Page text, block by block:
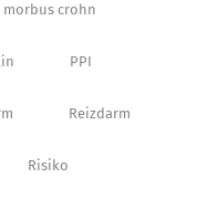
morbus crohn
PPI
Reizdarm
Risiko